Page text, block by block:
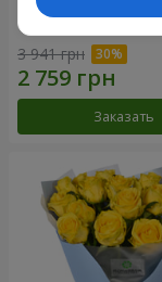
Букет "Крещатик"
3 941 грн
Заказать